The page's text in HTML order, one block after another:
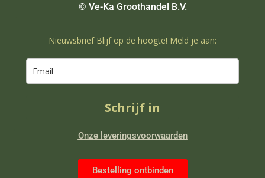
© Ve-Ka Groothandel B.V.
Nieuwsbrief Blijf op de hoogte! Meld je aan:
Schrijf in
Onze leveringsvoorwaarden
Bestelling ontbinden